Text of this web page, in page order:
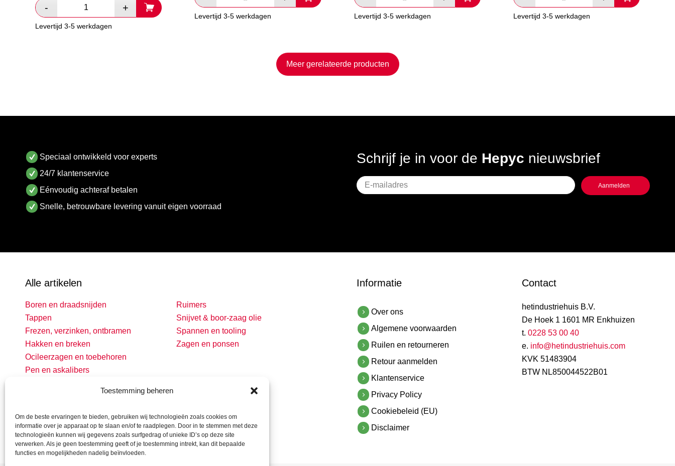
Toestemming beheren
Om de beste ervaringen te bieden, gebruiken wij technologieën zoals cookies om
informatie over je apparaat op te slaan en/of te raadplegen. Door in te stemmen met deze
technologieën kunnen wij gegevens zoals surfgedrag of unieke ID’s op deze site
verwerken. Als je geen toestemming geeft of je toestemming intrekt, kan dit bepaalde
functies en mogelijkheden nadelig beïnvloeden.
Levertijd 3-5 werkdagen
Levertijd 3-5 werkdagen Levertijd 3-5 werkdagen Levertijd 3-5 werkdagen
Meer gerelateerde producten
Speciaal ontwikkeld voor experts
24/7 klantenservice
Eénvoudig achteraf betalen
Snelle, betrouwbare levering vanuit eigen voorraad
Schrijf je in voor de Hepyc nieuwsbrief
Geen
titel
Alle artikelen
Boren en draadsnijden
Tappen
Frezen, verzinken, ontbramen
Hakken en breken
Ocileerzagen en toebehoren
Pen en askalibers
Ruimers
Snijvet & boor-zaag olie
Spannen en tooling
Zagen en ponsen
Informatie
Over ons
Algemene voorwaarden
Ruilen en retourneren
Retour aanmelden
Klantenservice
Privacy Policy
Cookiebeleid (EU)
Disclaimer
Contact
hetindustriehuis B.V.
De Hoek 1 1601 MR Enkhuizen
t. 0228 53 00 40
e. info@hetindustriehuis.com
KVK 51483904
BTW NL850044522B01